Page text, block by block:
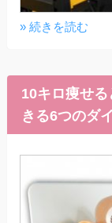
» 続きを読む
10キロ痩せ
きる6つのダ